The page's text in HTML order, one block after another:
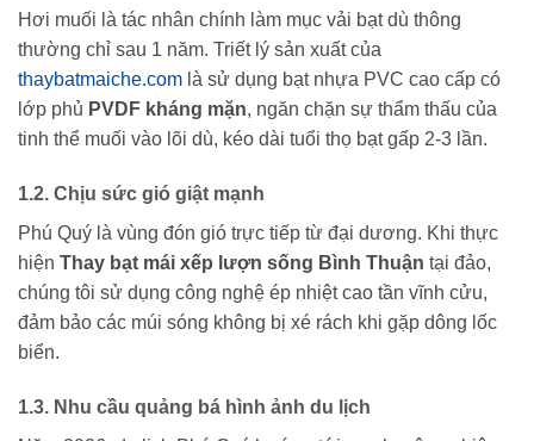
Hơi muối là tác nhân chính làm mục vải bạt dù thông
thường chỉ sau 1 năm. Triết lý sản xuất của
thaybatmaiche.com là sử dụng bạt nhựa PVC cao cấp có
lớp phủ PVDF kháng mặn, ngăn chặn sự thẩm thấu của
tinh thể muối vào lõi dù, kéo dài tuổi thọ bạt gấp 2-3 lần.
1.2. Chịu sức gió giật mạnh
Phú Quý là vùng đón gió trực tiếp từ đại dương. Khi thực
hiện Thay bạt mái xếp lượn sống Bình Thuận tại đảo,
chúng tôi sử dụng công nghệ ép nhiệt cao tần vĩnh cửu,
đảm bảo các múi sóng không bị xé rách khi gặp dông lốc
biển.
1.3. Nhu cầu quảng bá hình ảnh du lịch